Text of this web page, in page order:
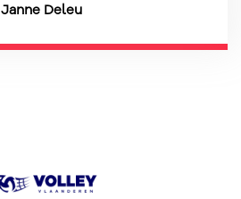
Janne Deleu